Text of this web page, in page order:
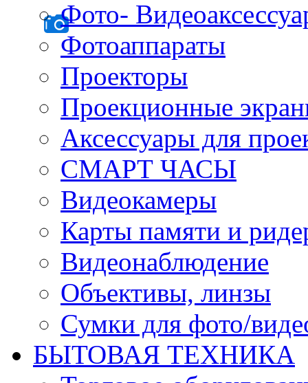
Фото-
Фотоаппараты
Проекторы
Проекционные
Аксессуары для
СМАРТ ЧАСЫ
Видеокамеры
Карты памяти и
Видеонаблюдение
Объективы, линзы
Сумки для фото/
БЫТОВАЯ ТЕХНИКА